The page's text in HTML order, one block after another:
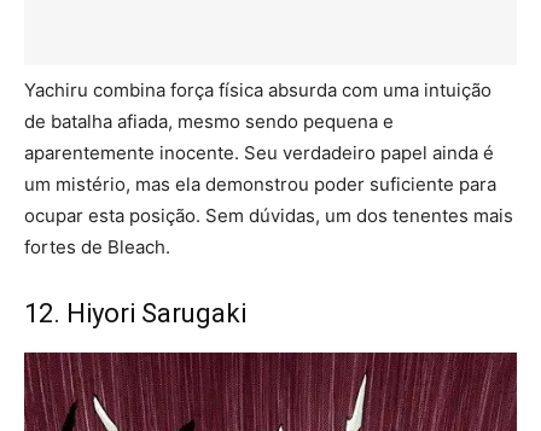
Yachiru combina força física absurda com uma intuição
de batalha afiada, mesmo sendo pequena e
aparentemente inocente. Seu verdadeiro papel ainda é
um mistério, mas ela demonstrou poder suficiente para
ocupar esta posição. Sem dúvidas, um dos tenentes mais
fortes de Bleach.
12. Hiyori Sarugaki